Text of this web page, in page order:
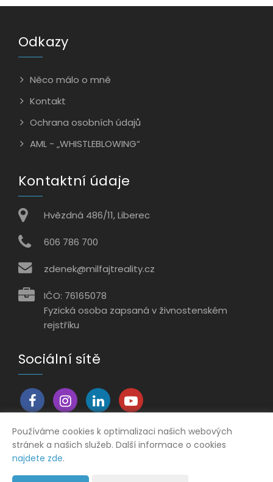
nejeden technický nedostatek.
Byt jsem prodal během 3 měsíců.
Odkazy
Něco málo o mně
Kontakt
Ochrana osobních údajů
AML - „WHISTLEBLOWING“
Kontaktní údaje
Hvězdná 486/11, Liberec
606 786 700
zdenek@milfajtreality.cz
IČO: 76165078
Fyzická osoba zapsaná v živnostenském
rejstříku
Sociální sítě
Vytvořeno v systému
Používáme cookies k optimalizaci našich webových
stránek a našich služeb. Další informace o cookies
najdete zde.